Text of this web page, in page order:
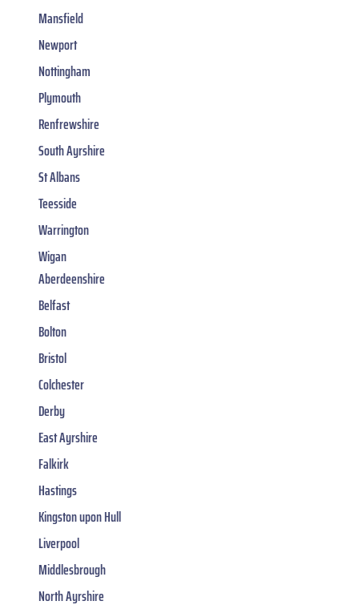
Mansfield
Newport
Nottingham
Plymouth
Renfrewshire
South Ayrshire
St Albans
Teesside
Warrington
Wigan
Aberdeenshire
Belfast
Bolton
Bristol
Colchester
Derby
East Ayrshire
Falkirk
Hastings
Kingston upon Hull
Liverpool
Middlesbrough
North Ayrshire